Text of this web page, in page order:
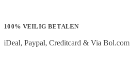
100% VEILIG BETALEN
iDeal, Paypal, Creditcard & Via Bol.com